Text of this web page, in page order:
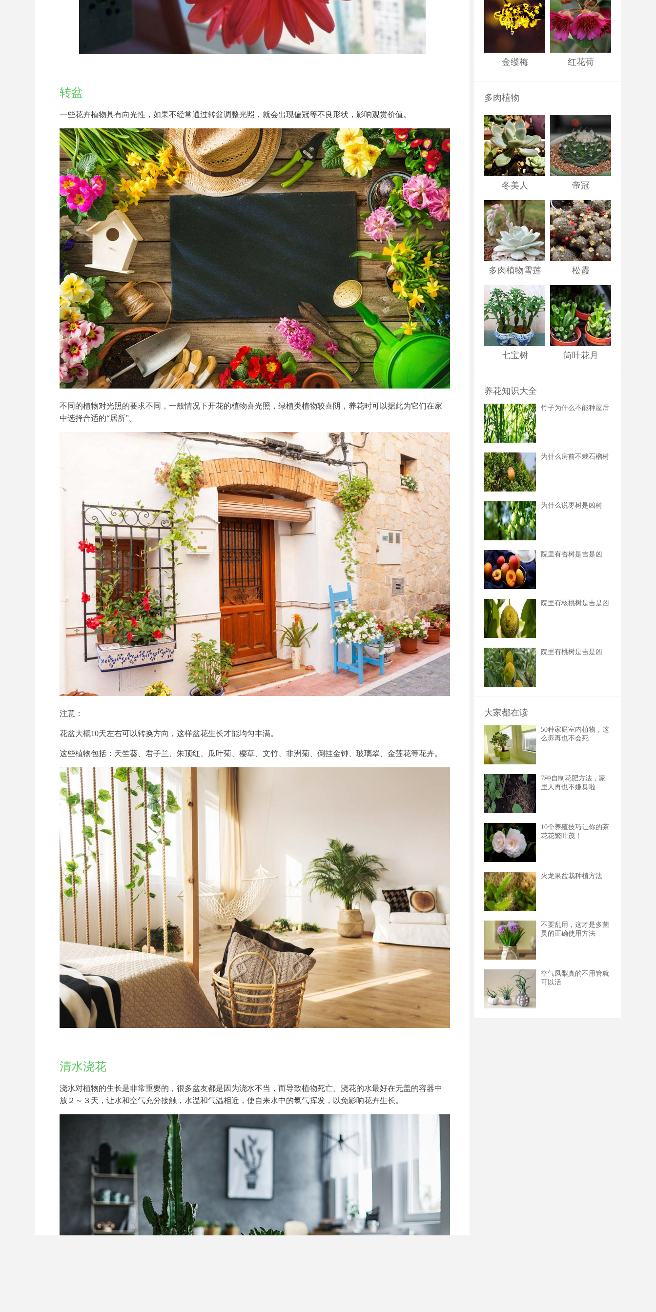
转盆
一些花卉植物具有向光性，如果不经常通过转盆调整光照，就会出现偏冠等不良形状，影响观赏价值。
不同的植物对光照的要求不同，一般情况下开花的植物喜光照，绿植类植物较喜阴，养花时可以据此为它们在家
中选择合适的“居所”。
注意：
花盆大概10天左右可以转换方向，这样盆花生长才能均匀丰满。
这些植物包括：天竺葵、君子兰、朱顶红、瓜叶菊、樱草、文竹、非洲菊、倒挂金钟、玻璃翠、金莲花等花卉。
清水浇花
浇水对植物的生长是非常重要的，很多盆友都是因为浇水不当，而导致植物死亡。浇花的水最好在无盖的容器中
放２～３天，让水和空气充分接触，水温和气温相近，使自来水中的氯气挥发，以免影响花卉生长。
金缕梅 红花荷
多肉植物
冬美人 帝冠
多肉植物雪莲 松霞
七宝树 筒叶花月
养花知识大全
竹子为什么不能种屋后
为什么房前不栽石榴树
为什么说枣树是凶树
院里有杏树是吉是凶
院里有核桃树是吉是凶
院里有桃树是吉是凶
大家都在读
50种家庭室内植物，这
么养再也不会死
7种自制花肥方法，家
里人再也不嫌臭啦
10个养殖技巧让你的茶
花花繁叶茂！
火龙果盆栽种植方法
不要乱用，这才是多菌
灵的正确使用方法
空气凤梨真的不用管就
可以活